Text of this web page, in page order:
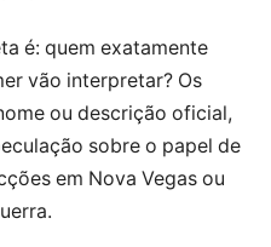
é: quem exatamente
vão interpretar? Os
ou descrição oficial,
sobre o papel de
em Nova Vegas ou